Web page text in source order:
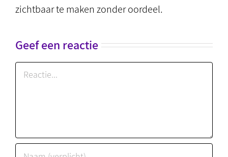
zichtbaar te maken zonder oordeel.
Geef een reactie
Reactie